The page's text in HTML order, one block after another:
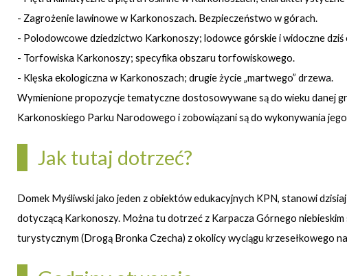
- Zagrożenie lawinowe w Karkonoszach. Bezpieczeństwo w górach.
- Polodowcowe dziedzictwo Karkonoszy; lodowce górskie i widoczne
- Torfowiska Karkonoszy; specyfika obszaru torfowiskowego.
- Klęska ekologiczna w Karkonoszach; drugie życie „martwego” drzewa.
Wymienione propozycje tematyczne dostosowywane są do wieku danej
Karkonoskiego Parku Narodowego i zobowiązani są do wykonywania
Jak tutaj dotrzeć?
Domek Myśliwski jako jeden z obiektów edukacyjnych KPN, stanowi
dotyczącą Karkonoszy. Można tu dotrzeć z Karpacza Górnego
turystycznym (Drogą Bronka Czecha) z okolicy wyciągu krzesełkowego